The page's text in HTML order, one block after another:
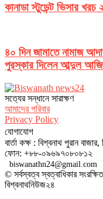
কানাডা স্টুডেন্ট ভিসার খরচ
৪০ দিন জামাতে নামাজ
পুরস্কার দিলেন আব্দুল
সত‌্যের সন্ধানে সারাক্ষণ
আমাদের পরিবার
Privacy Policy
যোগাযোগ
বার্তা কক্ষ : বিশ্বনাথ পুরান
ফোন: +৮৮-০৯৬৯৭০৮০৮১২
biswanathn24@gmail.com
© সর্বস্বত্ব স্বত্বাধিকার সংরক্ষিত
বিশ্বনাথনিউজ২৪